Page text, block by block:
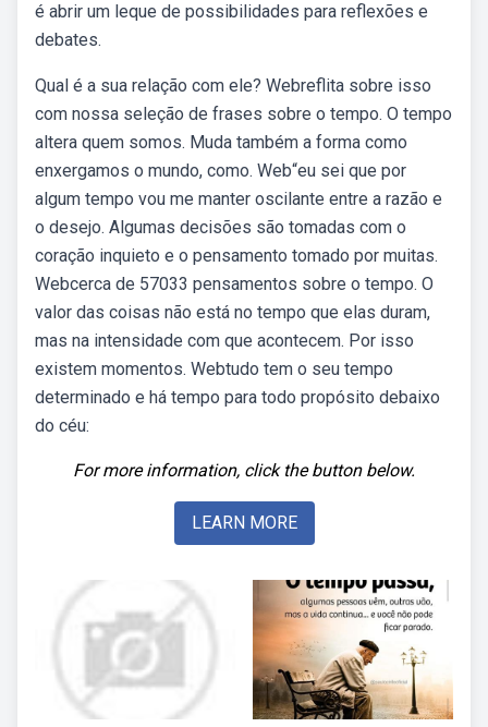
é abrir um leque de possibilidades para reflexões e
debates.
Qual é a sua relação com ele? Webreflita sobre isso
com nossa seleção de frases sobre o tempo. O tempo
altera quem somos. Muda também a forma como
enxergamos o mundo, como. Web“eu sei que por
algum tempo vou me manter oscilante entre a razão e
o desejo. Algumas decisões são tomadas com o
coração inquieto e o pensamento tomado por muitas.
Webcerca de 57033 pensamentos sobre o tempo. O
valor das coisas não está no tempo que elas duram,
mas na intensidade com que acontecem. Por isso
existem momentos. Webtudo tem o seu tempo
determinado e há tempo para todo propósito debaixo
do céu:
For more information, click the button below.
LEARN MORE